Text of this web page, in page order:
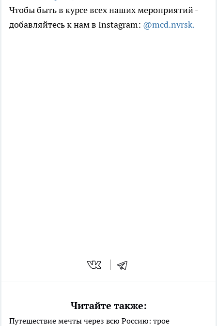
Чтобы быть в курсе всех наших мероприятий -
добавляйтесь к нам в Instagram: @mcd.nvrsk.
Читайте также:
Путешествие мечты через всю Россию: трое